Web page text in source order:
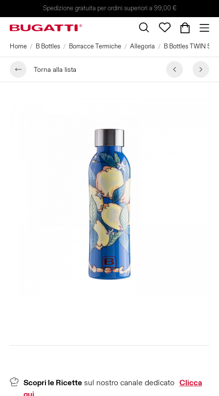
Spedizione gratuita per ordini superiori a 99,00 €
Home B Bottles Borracce Termiche Allegoria B Bottles TWIN
Torna alla lista
Scopri le Ricette sul nostro canale dedicato Clicca